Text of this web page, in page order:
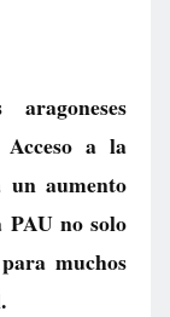
a la
aumento
PAU no solo
muchos